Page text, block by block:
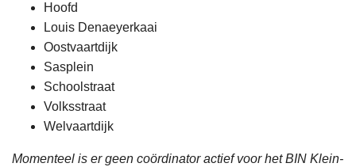
Hoofd
Louis Denaeyerkaai
Oostvaartdijk
Sasplein
Schoolstraat
Volksstraat
Welvaartdijk
Momenteel is er geen coördinator actief voor het BIN Klein-